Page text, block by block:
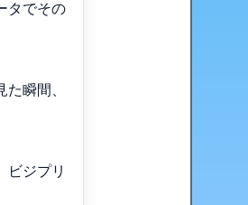
タでその
瞬間、
ビジプリ